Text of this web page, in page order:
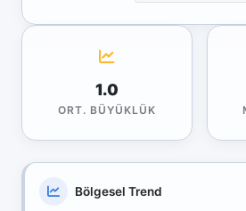
1.0
ORT. BÜYÜKLÜK
Bölgesel Trend